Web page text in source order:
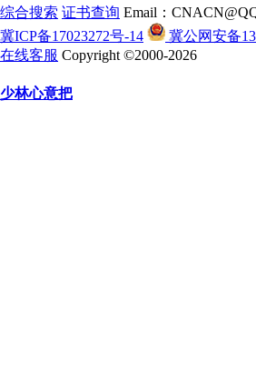
综合搜索 证书查询 Email：
冀ICP备17023272号-14
冀公网安备
在线客服 Copyright ©2000-2026
少林心意把